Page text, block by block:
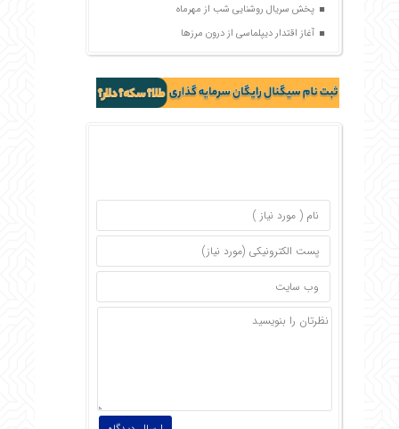
پخش سریال روشنایی شب از مهرماه
آغاز اقتدار دیپلماسی از درون مرزها